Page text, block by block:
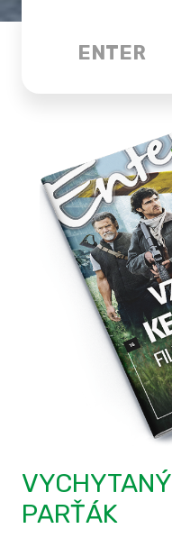
ENTER
VYCHYTANÝ
PARŤÁK